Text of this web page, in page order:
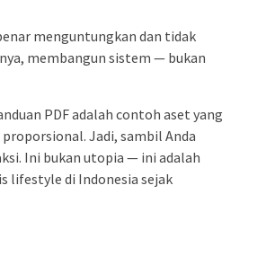
menguntungkan dan tidak
membangun sistem — bukan
PDF adalah contoh aset yang
Jadi, sambil Anda
Ini bukan utopia — ini adalah
lifestyle di Indonesia sejak